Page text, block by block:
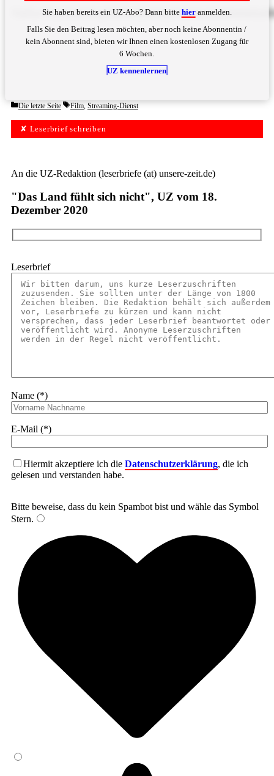
Sie haben bereits ein UZ-Abo? Dann bitte hieranmelden.
Falls Sie den Beitrag lesen möchten, aber noch keine Abonnentin /
kein Abonnent sind, bieten wir Ihnen einen kostenlosen Zugang für
6 Wochen.
UZ kennenlernen
Categories
Die letzte Seite Tags
Film, Streaming-Dienst
✘ Leserbrief schreiben
An die UZ-Redaktion (leserbriefe (at) unsere-zeit.de)
"Das Land fühlt sich nicht", UZ vom 18.
Dezember 2020
Leserbrief
Name (*)
E-Mail (*)
Hiermit akzeptiere ich die Datenschutzerklärung, die ich
gelesen und verstanden habe.
Bitte beweise, dass du kein Spambot bist und wähle das Symbol
Stern.